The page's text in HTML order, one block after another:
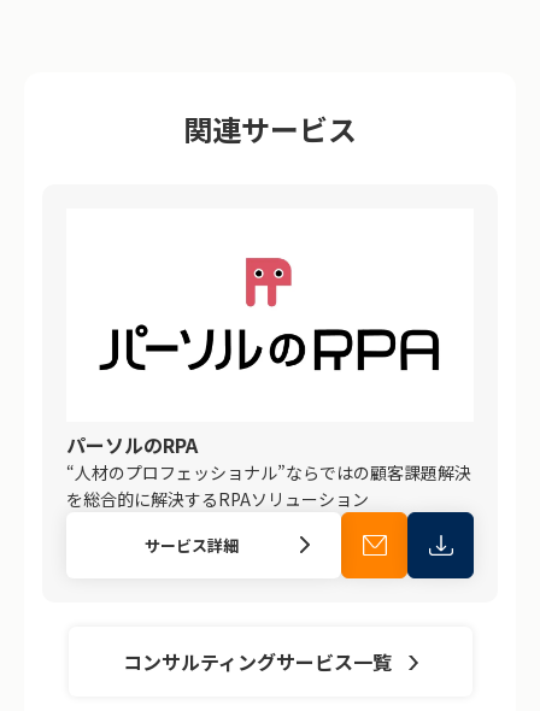
関連サービス
パーソルのRPA
“人材のプロフェッショナル”ならではの顧客課題解決
を総合的に解決するRPAソリューション
サービス詳細
コンサルティングサービス一覧